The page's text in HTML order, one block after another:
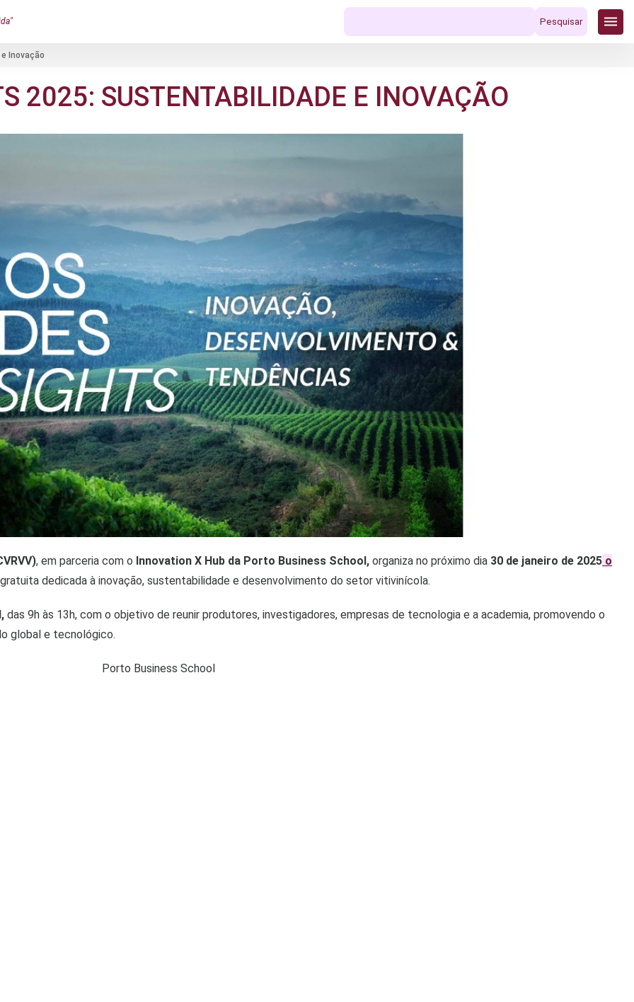
Pesquisar
Inovação
2025: SUSTENTABILIDADE E INOVAÇÃO
, em parceria com o Innovation X Hub da Porto Business School, organiza no próximo dia 30 de janeiro de 2025 o
dedicada à inovação, sustentabilidade e desenvolvimento do setor vitivinícola.
das 9h às 13h, com o objetivo de reunir produtores, investigadores, empresas de tecnologia e a academia, promovendo o
global e tecnológico.
Porto Business School